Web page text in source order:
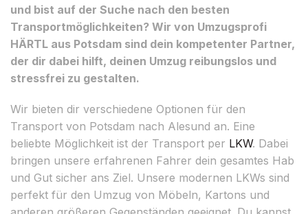
und bist auf der Suche nach den besten
Transportmöglichkeiten? Wir von Umzugsprofi
HÄRTL aus Potsdam sind dein kompetenter Partner,
der dir dabei hilft, deinen Umzug reibungslos und
stressfrei zu gestalten.
Wir bieten dir verschiedene Optionen für den
Transport von Potsdam nach Alesund an. Eine
beliebte Möglichkeit ist der Transport per LKW. Dabei
bringen unsere erfahrenen Fahrer dein gesamtes Hab
und Gut sicher ans Ziel. Unsere modernen LKWs sind
perfekt für den Umzug von Möbeln, Kartons und